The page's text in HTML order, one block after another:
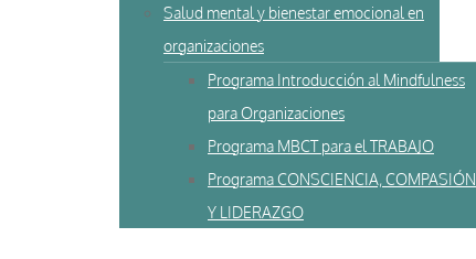
Salud mental y bienestar emocional en
organizaciones
Programa Introducción al Mindfulness
para Organizaciones
Programa MBCT para el TRABAJO
Programa CONSCIENCIA, COMPASIÓN
Y LIDERAZGO